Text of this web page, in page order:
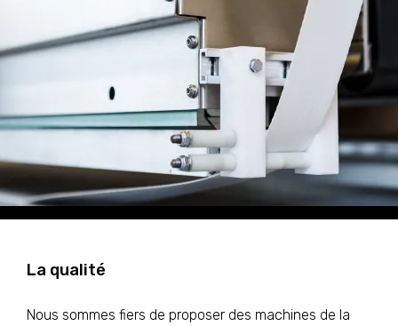
La qualité
Nous sommes fiers de proposer des machines de la